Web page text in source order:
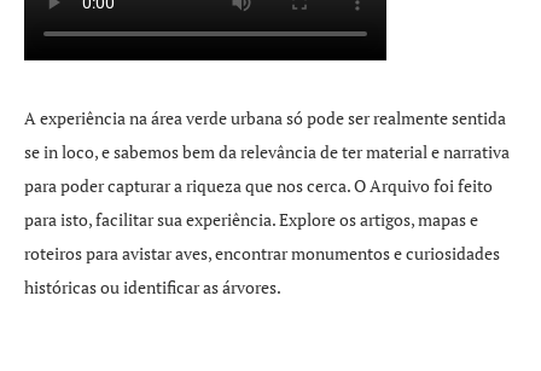
A experiência na área verde urbana só pode ser realmente sentida
se in loco, e sabemos bem da relevância de ter material e narrativa
para poder capturar a riqueza que nos cerca. O Arquivo foi feito
para isto, facilitar sua experiência. Explore os artigos, mapas e
roteiros para avistar aves, encontrar monumentos e curiosidades
históricas ou identificar as árvores.